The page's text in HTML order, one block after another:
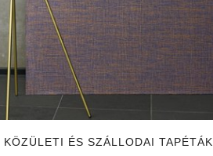
KÖZÜLETI ÉS SZÁLLODAI TAPÉTÁK